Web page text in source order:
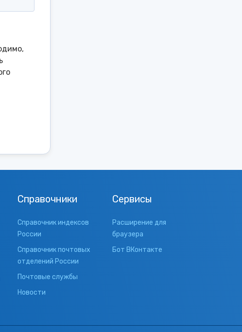
Справочники
Справочник индексов
России
Справочник почтовых
отделений России
Почтовые службы
Новости
Сервисы
Расширение для
браузера
Бот ВКонтакте